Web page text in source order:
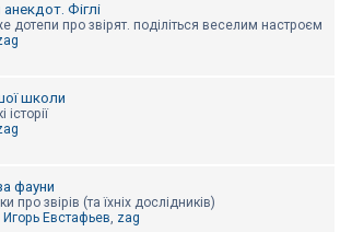
Фіглі
дотепи про звірят. поділіться веселим настроєм
школи
фауни
про звірів (та їхніх дослідників)
Игорь Евстафьев, zag